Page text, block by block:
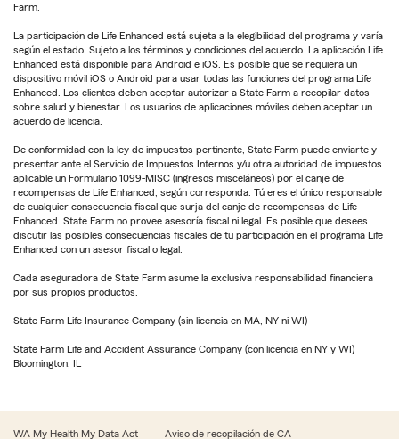
Farm.
La participación de Life Enhanced está sujeta a la elegibilidad del programa y varía
según el estado. Sujeto a los términos y condiciones del acuerdo. La aplicación Life
Enhanced está disponible para Android e iOS. Es posible que se requiera un
dispositivo móvil iOS o Android para usar todas las funciones del programa Life
Enhanced. Los clientes deben aceptar autorizar a State Farm a recopilar datos
sobre salud y bienestar. Los usuarios de aplicaciones móviles deben aceptar un
acuerdo de licencia.
De conformidad con la ley de impuestos pertinente, State Farm puede enviarte y
presentar ante el Servicio de Impuestos Internos y/u otra autoridad de impuestos
aplicable un Formulario 1099-MISC (ingresos misceláneos) por el canje de
recompensas de Life Enhanced, según corresponda. Tú eres el único responsable
de cualquier consecuencia fiscal que surja del canje de recompensas de Life
Enhanced. State Farm no provee asesoría fiscal ni legal. Es posible que desees
discutir las posibles consecuencias fiscales de tu participación en el programa Life
Enhanced con un asesor fiscal o legal.
Cada aseguradora de State Farm asume la exclusiva responsabilidad financiera
por sus propios productos.
State Farm Life Insurance Company (sin licencia en MA, NY ni WI)
State Farm Life and Accident Assurance Company (con licencia en NY y WI)
Bloomington, IL
WA My Health My Data Act Aviso de recopilación de CA